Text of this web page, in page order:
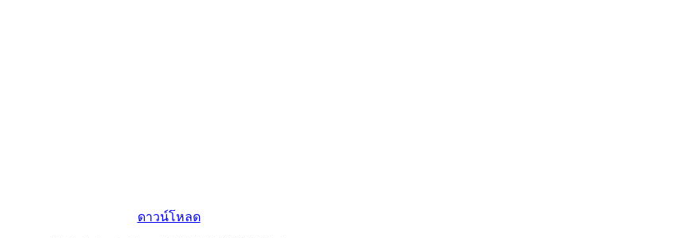
ดาวน์โหลด